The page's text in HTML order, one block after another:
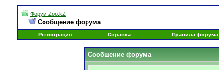
Форум Zoo.kZ
Сообщение форума
Регистрация Справка Правила форума
Сообщение форума